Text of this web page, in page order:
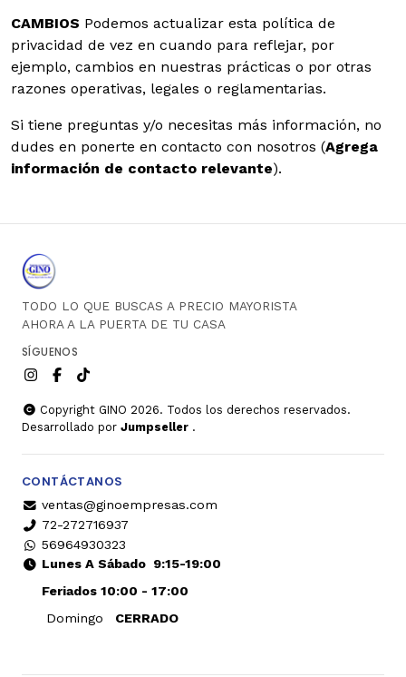
CAMBIOS Podemos actualizar esta política de
privacidad de vez en cuando para reflejar, por
ejemplo, cambios en nuestras prácticas o por otras
razones operativas, legales o reglamentarias.
Si tiene preguntas y/o necesitas más información, no
dudes en ponerte en contacto con nosotros (Agrega
información de contacto relevante).
TODO LO QUE BUSCAS A PRECIO MAYORISTA
AHORA A LA PUERTA DE TU CASA
SÍGUENOS
Copyright GINO 2026. Todos los derechos reservados.
Desarrollado por Jumpseller .
CONTÁCTANOS
ventas@ginoempresas.com
72-272716937
56964930323
Lunes A Sábado9:15-19:00
Feriados 10:00 - 17:00
Domingo
CERRADO